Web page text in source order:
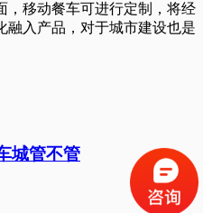
，移动餐车可进行定制，将经
融入产品，对于城市建设也是
城管不管